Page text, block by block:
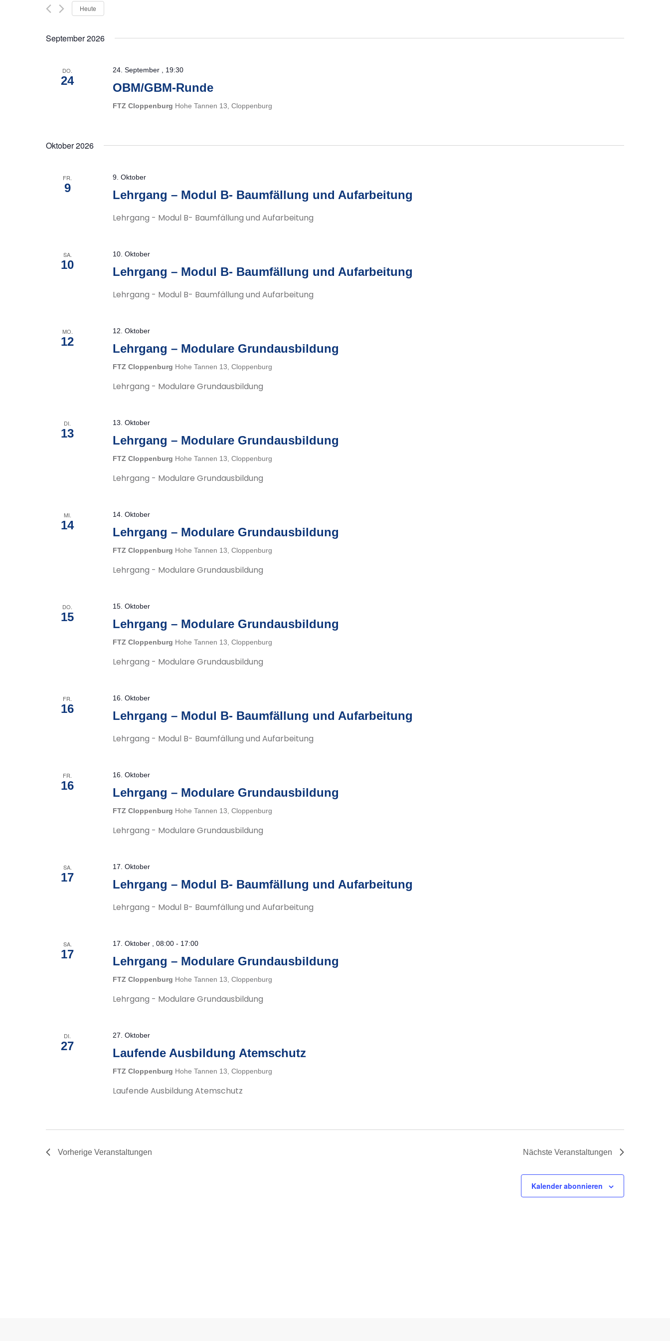
Ansichten,
Navigation
Suche
Schlüsselwort.
Heute
September 2026
DO.
24
24. September , 19:30
OBM/GBM-Runde
FTZ Cloppenburg Hohe Tannen 13, Cloppenburg
Oktober 2026
FR.
9
9. Oktober
Lehrgang – Modul B- Baumfällung und Aufarbeitung
Lehrgang - Modul B- Baumfällung und Aufarbeitung
SA.
10
10. Oktober
Lehrgang – Modul B- Baumfällung und Aufarbeitung
Lehrgang - Modul B- Baumfällung und Aufarbeitung
MO.
12
12. Oktober
Lehrgang – Modulare Grundausbildung
FTZ Cloppenburg Hohe Tannen 13, Cloppenburg
Lehrgang - Modulare Grundausbildung
DI.
13
13. Oktober
Lehrgang – Modulare Grundausbildung
FTZ Cloppenburg Hohe Tannen 13, Cloppenburg
Lehrgang - Modulare Grundausbildung
MI.
14
14. Oktober
Lehrgang – Modulare Grundausbildung
FTZ Cloppenburg Hohe Tannen 13, Cloppenburg
Lehrgang - Modulare Grundausbildung
DO.
15
15. Oktober
Lehrgang – Modulare Grundausbildung
FTZ Cloppenburg Hohe Tannen 13, Cloppenburg
Lehrgang - Modulare Grundausbildung
FR.
16
16. Oktober
Lehrgang – Modul B- Baumfällung und Aufarbeitung
Lehrgang - Modul B- Baumfällung und Aufarbeitung
FR.
16
16. Oktober
Lehrgang – Modulare Grundausbildung
FTZ Cloppenburg Hohe Tannen 13, Cloppenburg
Lehrgang - Modulare Grundausbildung
SA.
17
17. Oktober
Lehrgang – Modul B- Baumfällung und Aufarbeitung
Lehrgang - Modul B- Baumfällung und Aufarbeitung
SA.
17
17. Oktober , 08:00 - 17:00
Lehrgang – Modulare Grundausbildung
FTZ Cloppenburg Hohe Tannen 13, Cloppenburg
Lehrgang - Modulare Grundausbildung
DI.
27
27. Oktober
Laufende Ausbildung Atemschutz
FTZ Cloppenburg Hohe Tannen 13, Cloppenburg
Laufende Ausbildung Atemschutz
Vorherige Veranstaltungen Nächste Veranstaltungen
Kalender abonnieren